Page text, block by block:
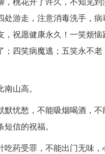
处游走，注意消毒洗手，病
，祝愿健康永久！一笑烦
；四笑病魔逃；五笑永不老
山高。
默忧愁，不能吸烟喝酒，不
信的祝福。
吃药受罪，不能出门无味，